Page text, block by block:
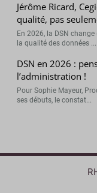
Jérôme Ricard,
qualité, pas
En 2026, la DSN
la qualité des données ...
DSN en 2026 :
l’administration !
Pour Sophie Mayeur,
ses débuts, le constat...